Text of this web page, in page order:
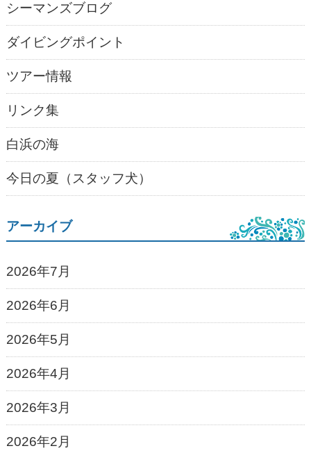
シーマンズブログ
ダイビングポイント
ツアー情報
リンク集
白浜の海
今日の夏（スタッフ犬）
アーカイブ
2026年7月
2026年6月
2026年5月
2026年4月
2026年3月
2026年2月